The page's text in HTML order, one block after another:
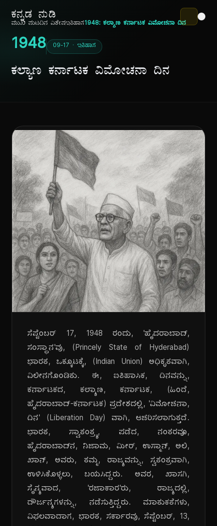
ಕನ್ನಡ ನುಡಿ
ಮುಖ ಪುಟದಿನ ವಿಶೇಷಇತಿಹಾಸ1948: ಕಲ್ಯಾಣ ಕರ್ನಾಟಕ ವಿಮೋಚನಾ ದಿನ
1948 09-17 · ಇತಿಹಾಸ
ಕಲ್ಯಾಣ ಕರ್ನಾಟಕ ವಿಮೋಚನಾ ದಿನ
ಸೆಪ್ಟೆಂಬರ್ 17, 1948 ರಂದು, 'ಹೈದರಾಬಾದ್,
ಸಂಸ್ಥಾನ'ವು, (Princely State of Hyderabad)
ಭಾರತ, ಒಕ್ಕೂಟಕ್ಕೆ, (Indian Union) ಅಧಿಕೃತವಾಗಿ,
ವಿಲೀನಗೊಂಡಿತು. ಈ, ಐತಿಹಾಸಿಕ, ದಿನವನ್ನು,
ಕರ್ನಾಟಕದ, ಕಲ್ಯಾಣ, ಕರ್ನಾಟಕ, (ಹಿಂದೆ,
ಹೈದರಾಬಾದ್-ಕರ್ನಾಟಕ) ಪ್ರದೇಶದಲ್ಲಿ, 'ವಿಮೋಚನಾ,
ದಿನ' (Liberation Day) ವಾಗಿ, ಆಚರಿಸಲಾಗುತ್ತದೆ.
ಭಾರತ, ಸ್ವಾತಂತ್ರ್ಯ, ಪಡೆದ, ನಂತರವೂ,
ಹೈದರಾಬಾದ್‌ನ, ನಿಜಾಮ, ಮೀರ್, ಉಸ್ಮಾನ್, ಅಲಿ,
ಖಾನ್, ಅವರು, ತಮ್ಮ, ರಾಜ್ಯವನ್ನು, ಸ್ವತಂತ್ರವಾಗಿ,
ಉಳಿಸಿಕೊಳ್ಳಲು, ಬಯಸಿದ್ದರು. ಅವರ, ಖಾಸಗಿ,
ಸೈನ್ಯವಾದ, 'ರಜಾಕಾರ'ರು, ರಾಜ್ಯದಲ್ಲಿ,
ದೌರ್ಜನ್ಯಗಳನ್ನು, ನಡೆಸುತ್ತಿದ್ದರು. ಮಾತುಕತೆಗಳು,
ವಿಫಲವಾದಾಗ, ಭಾರತ, ಸರ್ಕಾರವು, ಸೆಪ್ಟೆಂಬರ್, 13,